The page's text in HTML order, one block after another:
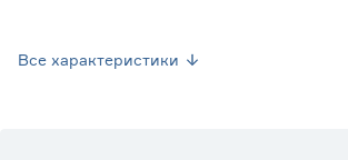
Все характеристики